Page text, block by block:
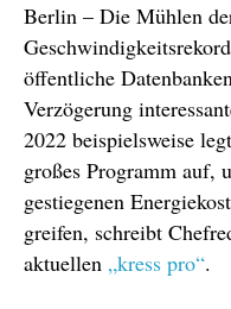
Berlin – Die Mühlen
öffentliche
Verzögerung
2022 beispielsweise
großes Programm auf,
gestiegenen
greifen, schreibt
aktuellen „kress pro“.